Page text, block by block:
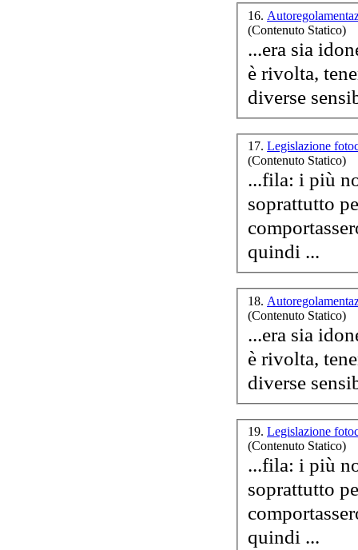
tra
16.
(Contenuto Statico)
...era sia
è rivolta,
17. Legislazione
(Contenuto Statico)
...fila: i più
soprattutto
quindi ...
18.
(Contenuto Statico)
...era sia
è rivolta,
19. Legislazione
(Contenuto Statico)
...fila: i più
soprattutto
quindi ...